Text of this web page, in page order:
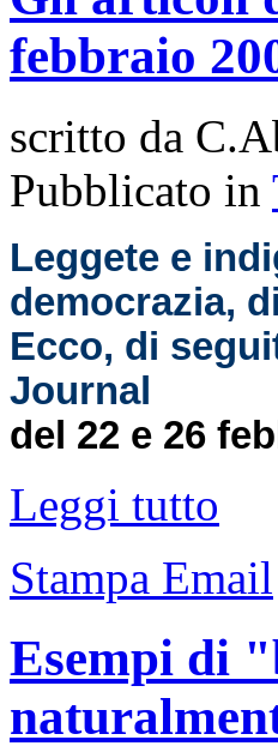
febbraio
scritto da
Pubblicato in
Leggete e
democrazia,
Ecco, di
Journal
del 22 e 26
Leggi tutto
Stampa Email
Esempi di